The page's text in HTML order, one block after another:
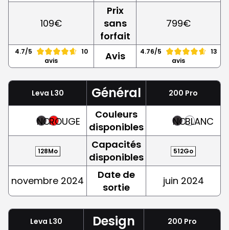
109€
Prix
sans
forfait
799€
4.7/5
10
avis
Avis 4.76/5
13
avis
Leva L30 Général 200 Pro
NOIRROUGE
Couleurs
disponibles
NOIRBLANC
128Mo
Capacités
disponibles
512Go
novembre 2024
Date de
sortie
juin 2024
Leva L30 Design 200 Pro